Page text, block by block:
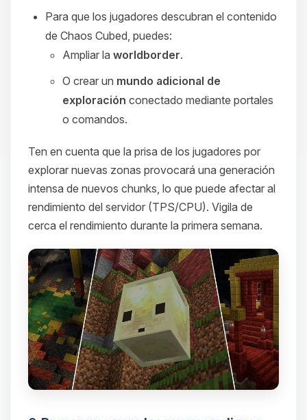
Para que los jugadores descubran el contenido
de Chaos Cubed, puedes:
Ampliar la worldborder.
O crear un mundo adicional de
exploración conectado mediante portales
o comandos.
Ten en cuenta que la prisa de los jugadores por
explorar nuevas zonas provocará una generación
intensa de nuevos chunks, lo que puede afectar al
rendimiento del servidor (TPS/CPU). Vigila de
cerca el rendimiento durante la primera semana.